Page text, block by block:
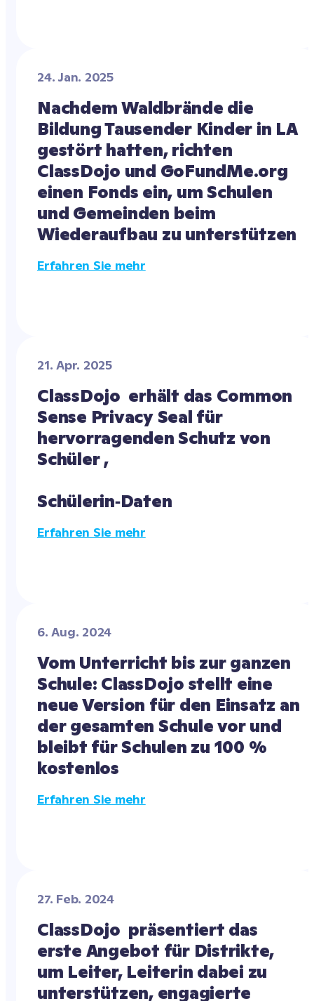
24. Jan. 2025
Nachdem Waldbrände die
Bildung Tausender Kinder in LA
gestört hatten, richten
ClassDojo und GoFundMe.org
einen Fonds ein, um Schulen
und Gemeinden beim
Wiederaufbau zu unterstützen
Erfahren Sie mehr
21. Apr. 2025
ClassDojo  erhält das Common
Sense Privacy Seal für
hervorragenden Schutz von
Schüler ,
Schülerin‑Daten
Erfahren Sie mehr
6. Aug. 2024
Vom Unterricht bis zur ganzen
Schule: ClassDojo stellt eine
neue Version für den Einsatz an
der gesamten Schule vor und
bleibt für Schulen zu 100 %
kostenlos
Erfahren Sie mehr
27. Feb. 2024
ClassDojo  präsentiert das
erste Angebot für Distrikte,
um Leiter, Leiterin dabei zu
unterstützen, engagierte